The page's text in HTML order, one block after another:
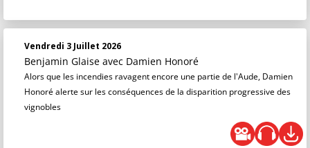
Vendredi 3 Juillet 2026
Benjamin Glaise avec Damien Honoré
Alors que les incendies ravagent encore une partie de l'Aude, Damien
Honoré alerte sur les conséquences de la disparition progressive des
vignobles